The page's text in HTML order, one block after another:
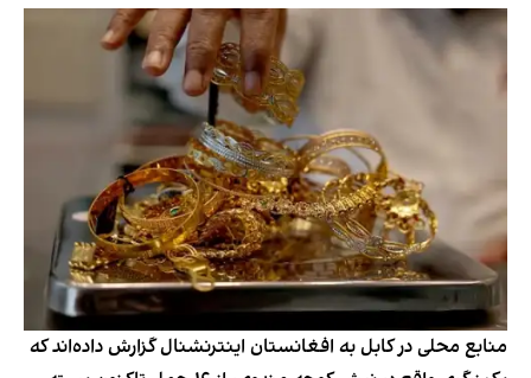
منابع محلی در کابل به افغانستان اینترنشنال گزارش داده‌اند که